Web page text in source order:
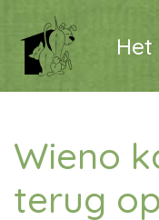
Het
Wieno
terug